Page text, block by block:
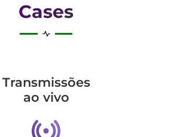
Cases
Transmis­sões
ao vivo